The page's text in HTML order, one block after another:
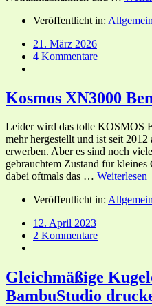
Veröffentlicht in: Allgemein
21. März 2026
4 Kommentare
Kosmos XN3000
Leider wird das tolle KOSMOS
mehr hergestellt und ist seit
erwerben. Aber es sind noch
gebrauchtem Zustand für
dabei oftmals das …
Veröffentlicht in:
12. April 2023
2 Kommentare
Gleichmäßige
BambuStudio